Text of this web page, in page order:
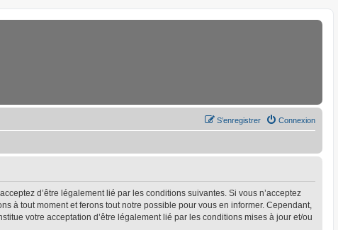
Connexion
S’enregistrer
d’être légalement lié par les conditions suivantes. Si vous n’acceptez
à tout moment et ferons tout notre possible pour vous en informer. Cependant,
votre acceptation d’être légalement lié par les conditions mises à jour et/ou